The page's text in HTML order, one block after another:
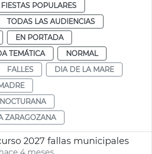
POPULARES
TODAS LAS AUDIENCIAS
EN PORTADA
TEMÁTICA
NORMAL
FALLES
DIA DE LA MARE
ZARAGOZANA
2027 fallas municipales
4 meses